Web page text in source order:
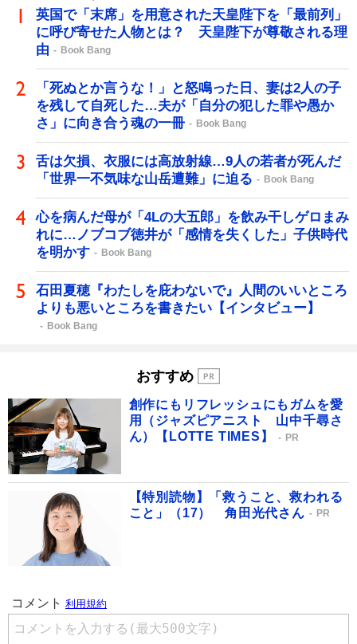
英国で「末席」を用意された天皇陛下を「最前列」
に呼び寄せた人物とは？ 天皇陛下が尊敬される理
由
Book Bang
「死ぬとか言うな！」と怒鳴った日、妻は2人の子
を残して自死した…夫が「自分の犯した罪や愚か
さ」に向き合う魂の一冊
Book Bang
舌は欠損、衣服には高放射線…9人の若者が死んだ
「世界一不気味な山岳遭難」に迫る
Book Bang
心を病んだ母が「4Lの大五郎」を飲み干しゲロまみ
れに…ノブコブ徳井が「感情を失くした」子供時代
を明かす
Book Bang
石田夏穂『わたしを庇わないで』人間のいいところ
よりも悪いところを書きたい【インタビュー】
Book Bang
おすすめ
創作にもリフレッシュにもガムを愛
用（ジャズピアニスト 山中千尋さ
ん）【LOTTE TIMES】
PR
【特別読物】「救うこと、救われる
こと」（17） 角田光代さん
PR